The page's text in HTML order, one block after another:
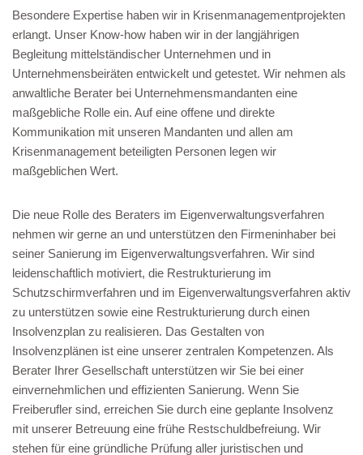
Besondere Expertise haben wir in Krisenmanagementprojekten
erlangt. Unser Know-how haben wir in der langjährigen
Begleitung mittelständischer Unternehmen und in
Unternehmensbeiräten entwickelt und getestet. Wir nehmen als
anwaltliche Berater bei Unternehmensmandanten eine
maßgebliche Rolle ein. Auf eine offene und direkte
Kommunikation mit unseren Mandanten und allen am
Krisenmanagement beteiligten Personen legen wir
maßgeblichen Wert.
Die neue Rolle des Beraters im Eigenverwaltungsverfahren
nehmen wir gerne an und unterstützen den Firmeninhaber bei
seiner Sanierung im Eigenverwaltungsverfahren. Wir sind
leidenschaftlich motiviert, die Restrukturierung im
Schutzschirmverfahren und im Eigenverwaltungsverfahren aktiv
zu unterstützen sowie eine Restrukturierung durch einen
Insolvenzplan zu realisieren. Das Gestalten von
Insolvenzplänen ist eine unserer zentralen Kompetenzen. Als
Berater Ihrer Gesellschaft unterstützen wir Sie bei einer
einvernehmlichen und effizienten Sanierung. Wenn Sie
Freiberufler sind, erreichen Sie durch eine geplante Insolvenz
mit unserer Betreuung eine frühe Restschuldbefreiung. Wir
stehen für eine gründliche Prüfung aller juristischen und